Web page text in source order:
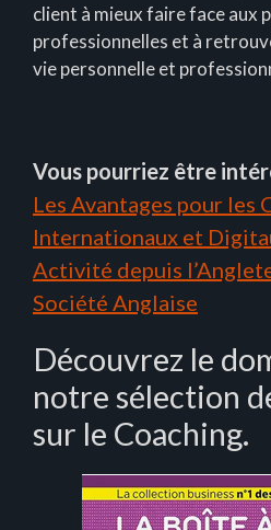
client à mieux faire face aux
professionnelles et à
vie personnelle et
Vous pourriez être
Les Avantages pour les
Internationaux et
Activité depuis
Société Anglaise
Découvrez le
notre sélection
sur le Coaching.